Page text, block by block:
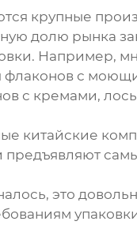
крупные
долю
Например,
с
с кремами,
китайские
это